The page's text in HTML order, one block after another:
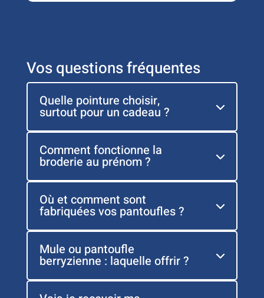
Vos questions fréquentes
Quelle pointure choisir,
surtout pour un cadeau ?
Comment fonctionne la
broderie au prénom ?
Où et comment sont
fabriquées vos pantoufles ?
Mule ou pantoufle
berryzienne : laquelle offrir ?